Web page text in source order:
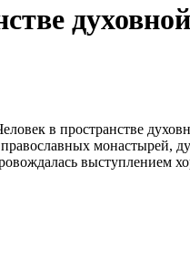
в пространстве
монастырей,
выступлением